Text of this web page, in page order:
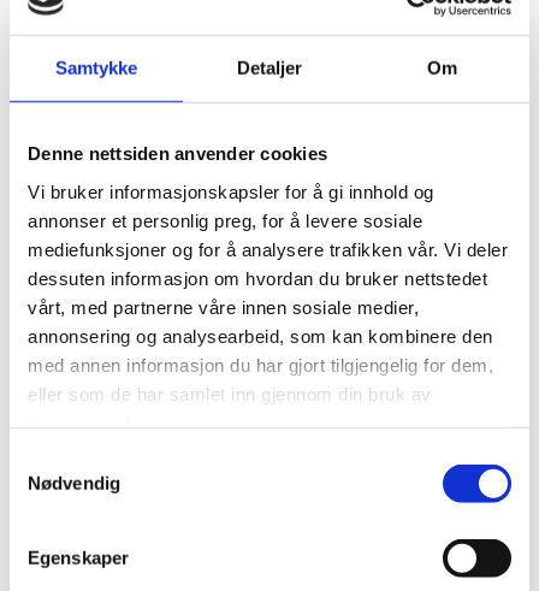
Samtykke Detaljer Om
Denne nettsiden anvender cookies
Vi bruker informasjonskapsler for å gi innhold og
annonser et personlig preg, for å levere sosiale
mediefunksjoner og for å analysere trafikken vår. Vi deler
dessuten informasjon om hvordan du bruker nettstedet
vårt, med partnerne våre innen sosiale medier,
annonsering og analysearbeid, som kan kombinere den
med annen informasjon du har gjort tilgjengelig for dem,
eller som de har samlet inn gjennom din bruk av
Nødvendig
Egenskaper
Radonett S1 UV
Kapasitet opp til 2,3m3/t fra 100bq/l